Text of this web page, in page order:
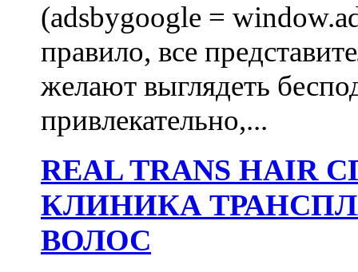
(adsbygoogle =
правило, все
желают выглядеть
привлекательно,...
REAL TRANS
КЛИНИКА
ВОЛОС